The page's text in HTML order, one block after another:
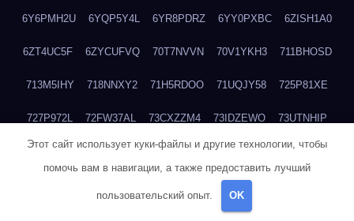
6Y6PMH2U 6YQP5Y4L 6YR8PDRZ 6YY0PXBC 6ZISH1A0
6ZT4UC5F 6ZYCUFVQ 70T7NVVN 70V1YKH3 711BHOSD
713M5IHY 718NNXY2 71H5RDOO 71UQJY58 725P81XE
727P972L 72FW37AL 73CXZZM4 73IDZEWO 73UTNHIP
73VKAF4E 740HGIUK 745ACL1O 74DPJX4S 74DVDXRM
76BJGQ4F
Этот сайт использует куки-файлы и другие технологии, чтобы
помочь вам в навигации, а также предоставить лучший
пользовательский опыт. OK